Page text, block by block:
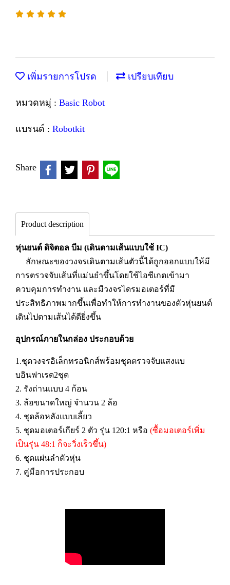
เพิ่มรายการโปรด เปรียบเทียบ
หมวดหมู่ : Basic Robot
แบรนด์ : Robotkit
Share
Product description
หุ่นยนต์ ดิจิตอล บีม (เดินตามเส้นแบบใช้ IC)
ลักษณะของวงจรเดินตามเส้นตัวนี้ได้ถูกออกแบบให้มี
การตรวจจับเส้นที่แม่นยำขึ้นโดยใช้ไอซีเกตเข้ามา
ควบคุมการทำงาน และมีวงจรไดรมอเตอร์ที่มี
ประสิทธิภาพมากขึ้นเพื่อทำให้การทำงานของตัวหุ่นยนต์
เดินไปตามเส้นได้ดียิ่งขึ้น
อุปกรณ์ภายในกล่อง ประกอบด้วย
1.ชุดวงจรอิเล็กทรอนิกส์พร้อมชุดตรวจจับแสงแบ
บอินฟาเรด2ชุด
2. รังถ่านแบบ 4 ก้อน
3. ล้อขนาดใหญ่ จำนวน 2 ล้อ
4. ชุดล้อหลังแบบเลี้ยว
5. ชุดมอเตอร์เกียร์ 2 ตัว รุ่น 120:1 หรือ (ซื้อมอเตอร์เพิ่ม
เป็นรุ่น 48:1 ก็จะวิ่งเร็วขึ้น)
6. ชุดแผ่นลำตัวหุ่น
7. คู่มือการประกอบ